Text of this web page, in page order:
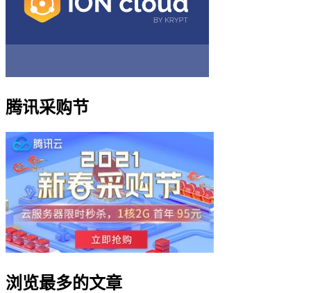
腾讯采购节
浏览最多的文章